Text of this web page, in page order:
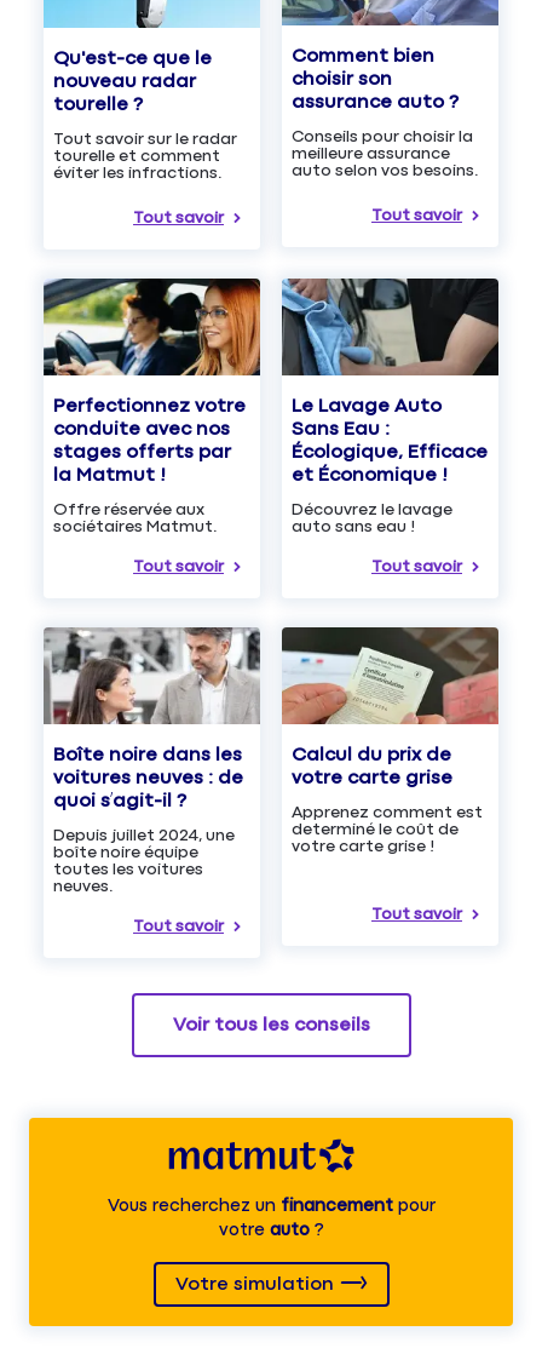
Qu'est-ce que le
nouveau radar
tourelle ?
Tout savoir sur le radar
tourelle et comment
éviter les infractions.
Tout savoir
Comment bien
choisir son
assurance auto ?
Conseils pour choisir la
meilleure assurance
auto selon vos besoins.
Tout savoir
Perfectionnez votre
conduite avec nos
stages offerts par
la Matmut !
Offre réservée aux
sociétaires Matmut.
Tout savoir
Le Lavage Auto
Sans Eau :
Écologique, Efficace
et Économique !
Découvrez le lavage
auto sans eau !
Tout savoir
Boîte noire dans les
voitures neuves : de
quoi s’agit-il ?
Depuis juillet 2024, une
boîte noire équipe
toutes les voitures
neuves.
Tout savoir
Calcul du prix de
votre carte grise
Apprenez comment est
determiné le coût de
votre carte grise !
Tout savoir
Voir tous les conseils
Vous recherchez unfinancementpour
votre auto?
Votre simulation